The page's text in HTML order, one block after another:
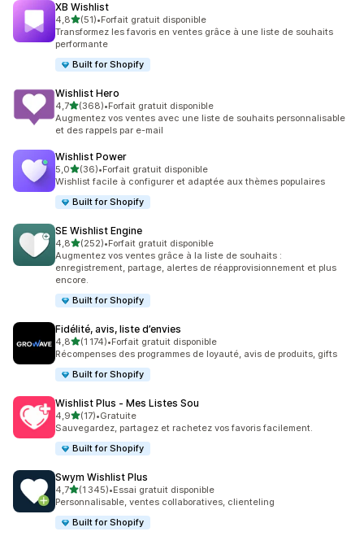
XB Wishlist
4,8étoile(s) sur 5
(51)
51 avis au total
•Forfait gratuit disponible
Transformez les favoris en ventes grâce à une liste de souhaits
performante
Built for Shopify
Wishlist Hero
4,7étoile(s) sur 5
(368)
368 avis au total
•Forfait gratuit disponible
Augmentez vos ventes avec une liste de souhaits personnalisable
et des rappels par e-mail
Wishlist Power
5,0étoile(s) sur 5
(36)
36 avis au total
•Forfait gratuit disponible
Wishlist facile à configurer et adaptée aux thèmes populaires
Built for Shopify
SE Wishlist Engine
4,8étoile(s) sur 5
(252)
252 avis au total
•Forfait gratuit disponible
Augmentez vos ventes grâce à la liste de souhaits :
enregistrement, partage, alertes de réapprovisionnement et plus
encore.
Built for Shopify
Fidélité, avis, liste d’envies
4,8étoile(s) sur 5
(1 174)
1174 avis au total
•Forfait gratuit disponible
Récompenses des programmes de loyauté, avis de produits, gifts
Built for Shopify
Wishlist Plus ‑ Mes Listes Sou
4,9étoile(s) sur 5
(17)
17 avis au total
•Gratuite
Sauvegardez, partagez et rachetez vos favoris facilement.
Built for Shopify
Swym Wishlist Plus
4,7étoile(s) sur 5
(1 345)
1345 avis au total
•Essai gratuit disponible
Personnalisable, ventes collaboratives, clienteling
Built for Shopify